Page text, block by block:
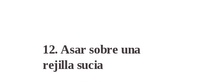
12. Asar sobre una
rejilla sucia